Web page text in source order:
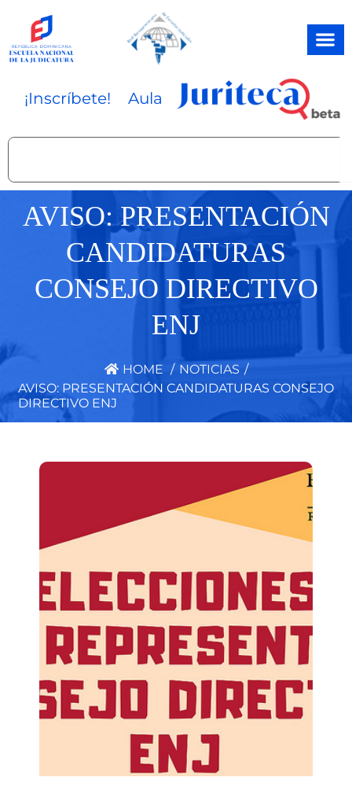
contenido
¡Inscríbete! Aula
Search
AVISO: PRESENTACIÓN
CANDIDATURAS
CONSEJO DIRECTIVO
ENJ
HOME / NOTICIAS /
AVISO: PRESENTACIÓN CANDIDATURAS CONSEJO
DIRECTIVO ENJ